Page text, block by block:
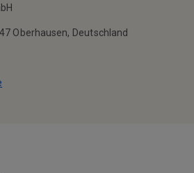
Oberhausen, Deutschland